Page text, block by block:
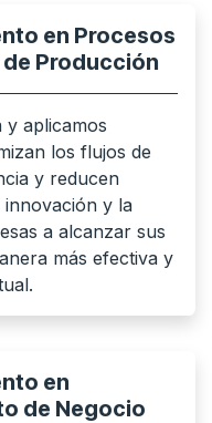
en Procesos
Producción
y aplicamos
los flujos de
y reducen
y la
a alcanzar sus
más efectiva y
en
de Negocio